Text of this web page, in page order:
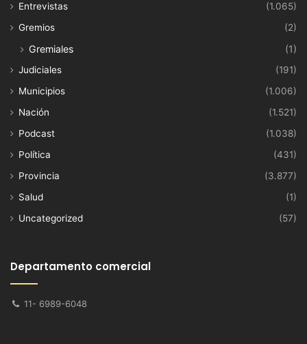
Entrevistas
(1.065)
Gremios
(2)
Gremiales (1)
Judiciales
(191)
Municipios
(1.006)
Nación
(1.521)
Podcast
(1.038)
Política
(431)
Provincia
(3.877)
Salud
(1)
Uncategorized
(57)
Departamento comercial
11- 6989-6048